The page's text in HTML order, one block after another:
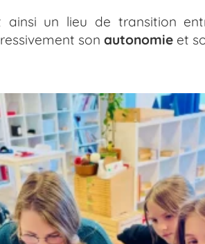
ainsi un lieu de transition
son autonomie et